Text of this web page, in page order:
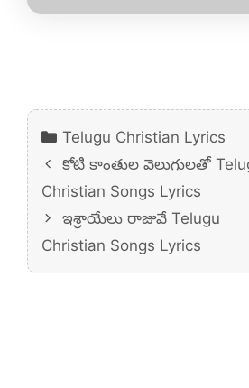
Categories
Telugu Christian Lyrics
కోటి కాంతుల వెలుగులతో
Christian Songs Lyrics
ఇశ్రాయేలు రాజువే Telugu
Christian Songs Lyrics